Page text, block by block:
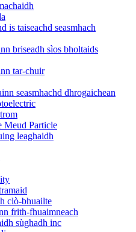
is taiseachd seasmhach
briseadh sìos bholtaids
tar-chuir
seasmhachd dhrogaichean
Meud Particle
leaghaidh
clò-bhuailte
frith-fhuaimneach
sùghadh inc